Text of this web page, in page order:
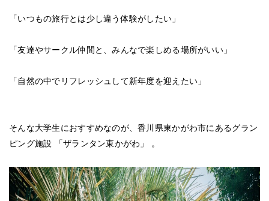
「いつもの旅行とは少し違う体験がしたい」
「友達やサークル仲間と、みんなで楽しめる場所がいい」
「自然の中でリフレッシュして新年度を迎えたい」
そんな大学生におすすめなのが、香川県東かがわ市にあるグラン
ピング施設
「ザランタン東かがわ」 。